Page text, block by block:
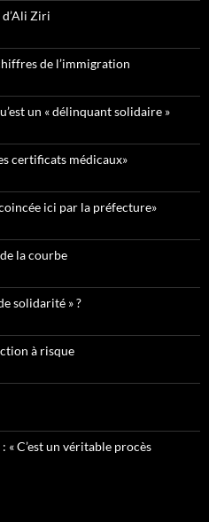
Ziri
de l’immigration
un « délinquant solidaire »
certificats médicaux»
ici par la préfecture»
la courbe
solidarité » ?
à risque
« C’est un véritable procès